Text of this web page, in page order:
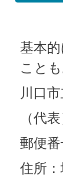
基本
こと
川口
（代
郵便
住所